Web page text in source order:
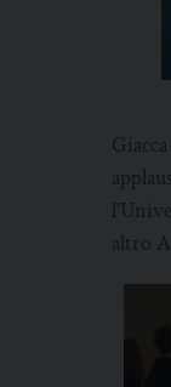
altro